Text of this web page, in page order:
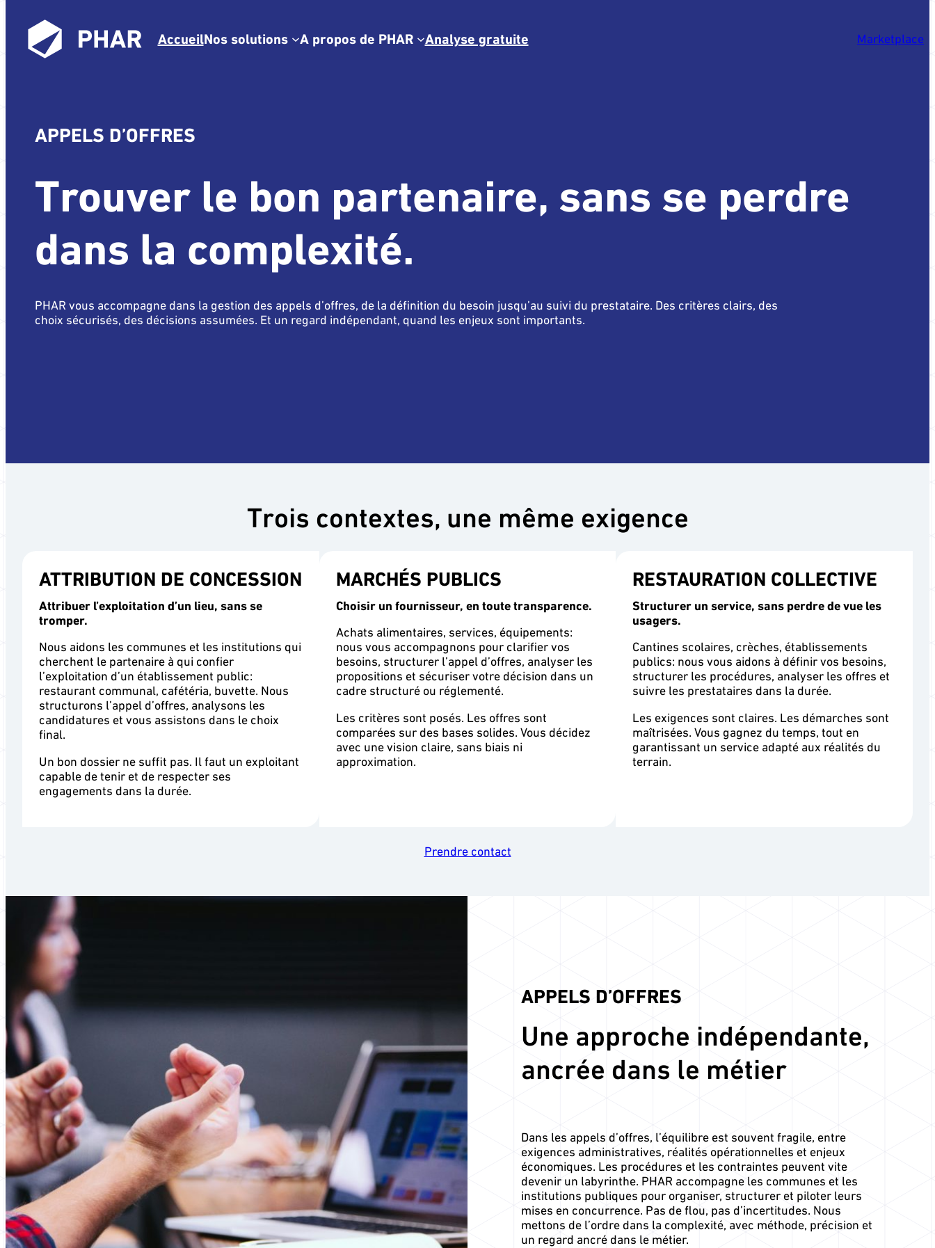
AccueilNos solutions
Conseil et stratégie
digitale
Appel d’offres
A propos de PHAR
Fournisseurs
Analyse gratuite Marketplace
APPELS D’OFFRES
Trouver le bon partenaire, sans se perdre
dans la complexité.
PHAR vous accompagne dans la gestion des appels d’offres, de la définition du besoin jusqu’au suivi du prestataire. Des critères clairs, des
choix sécurisés, des décisions assumées. Et un regard indépendant, quand les enjeux sont importants.
Trois contextes, une même exigence
ATTRIBUTION DE CONCESSION
Attribuer l’exploitation d’un lieu, sans se
tromper.
Nous aidons les communes et les institutions qui
cherchent le partenaire à qui confier
l’exploitation d’un établissement public:
restaurant communal, cafétéria, buvette. Nous
structurons l’appel d’offres, analysons les
candidatures et vous assistons dans le choix
final.
Un bon dossier ne suffit pas. Il faut un exploitant
capable de tenir et de respecter ses
engagements dans la durée.
MARCHÉS PUBLICS
Choisir un fournisseur, en toute transparence.
Achats alimentaires, services, équipements:
nous vous accompagnons pour clarifier vos
besoins, structurer l’appel d’offres, analyser les
propositions et sécuriser votre décision dans un
cadre structuré ou réglementé.
Les critères sont posés. Les offres sont
comparées sur des bases solides. Vous décidez
avec une vision claire, sans biais ni
approximation.
RESTAURATION COLLECTIVE
Structurer un service, sans perdre de vue les
usagers.
Cantines scolaires, crèches, établissements
publics: nous vous aidons à définir vos besoins,
structurer les procédures, analyser les offres et
suivre les prestataires dans la durée.
Les exigences sont claires. Les démarches sont
maîtrisées. Vous gagnez du temps, tout en
garantissant un service adapté aux réalités du
terrain.
Prendre contact
APPELS D’OFFRES
Une approche indépendante,
ancrée dans le métier
Dans les appels d’offres, l’équilibre est souvent fragile, entre
exigences administratives, réalités opérationnelles et enjeux
économiques. Les procédures et les contraintes peuvent vite
devenir un labyrinthe. PHAR accompagne les communes et les
institutions publiques pour organiser, structurer et piloter leurs
mises en concurrence. Pas de flou, pas d’incertitudes. Nous
mettons de l’ordre dans la complexité, avec méthode, précision et
un regard ancré dans le métier.